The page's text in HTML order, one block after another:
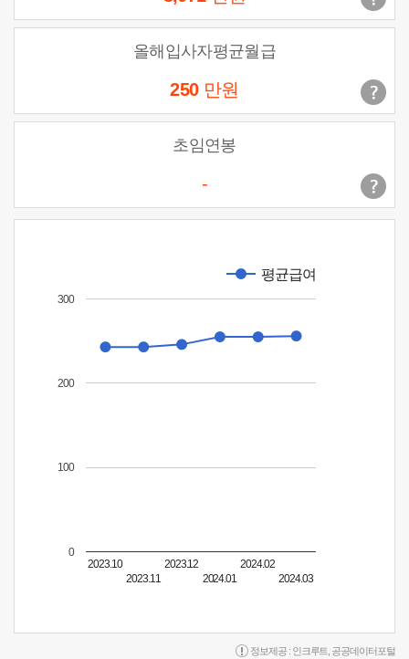
올해입사자평균월급
250 만원
초임연봉
-
평균급여
2023.10
2023.11
2023.12
2024.01
2024.02
2024.03
0
100
200
300
정보제공 : 인크루트 공공데이터포털